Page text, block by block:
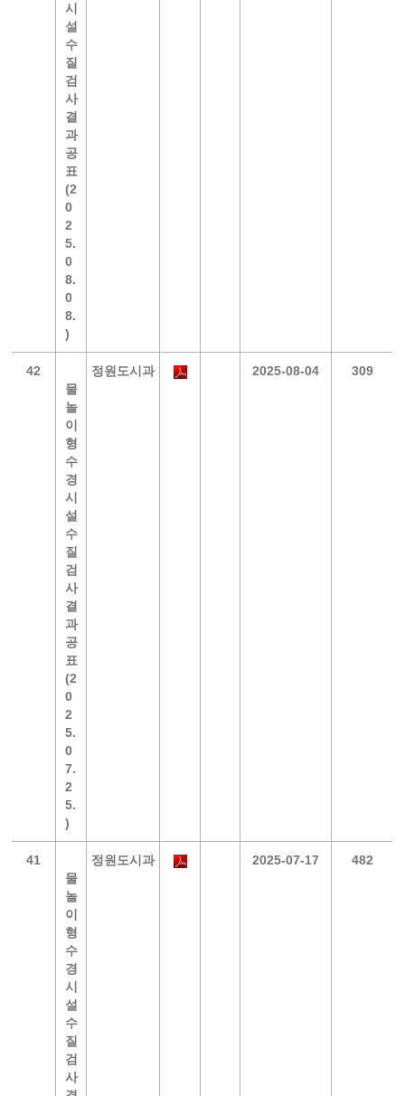
시
설
수
질
검
사
결
과
공
표
(2
0
2
5.
0
8.
0
8.
)
42
물
놀
이
형
수
경
시
설
수
질
검
사
결
과
공
표
(2
0
2
5.
0
7.
2
5.
)
정원도시과 2025-08-04 309
41
물
놀
이
형
수
경
시
설
수
질
검
사
정원도시과 2025-07-17 482